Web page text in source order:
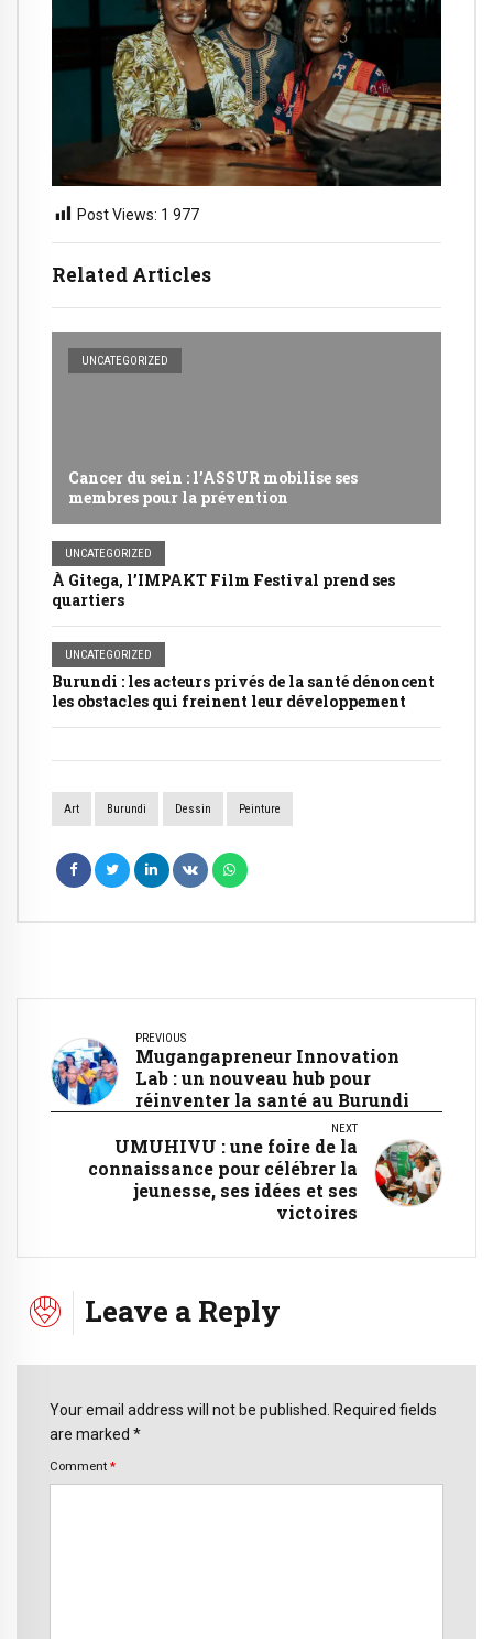
Related Articles
UNCATEGORIZED
Cancer du sein : l’ASSUR mobilise ses
membres pour la prévention
UNCATEGORIZED
À Gitega, l’IMPAKT Film Festival prend ses
quartiers
UNCATEGORIZED
Burundi : les acteurs privés de la santé dénoncent
les obstacles qui freinent leur développement
Post Views: 1 977
Art Burundi Dessin Peinture
PREVIOUS
Mugangapreneur Innovation
Lab : un nouveau hub pour
réinventer la santé au Burundi
NEXT
UMUHIVU : une foire de la
connaissance pour célébrer la
jeunesse, ses idées et ses
victoires
Leave a Reply
Your email address will not be published. Required fields
are marked *
Comment *